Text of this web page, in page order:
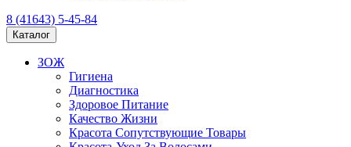
8 (41643) 5-45-84
Каталог
ЗОЖ
Гигиена
Диагностика
Здоровое Питание
Качество Жизни
Красота Сопутствующие Товары